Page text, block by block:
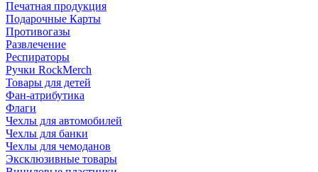
Печатная продукция
Подарочные Карты
Противогазы
Развлечение
Респираторы
Ручки RockMerch
Товары для детей
Фан-атрибутика
Флаги
Чехлы для автомобилей
Чехлы для банки
Чехлы для чемоданов
Эксклюзивные товары